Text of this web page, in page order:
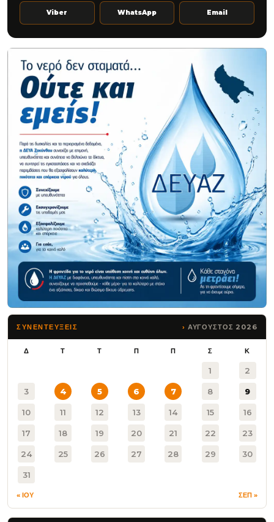
Viber WhatsApp Email
ΣΥΝΕΝΤΕΥΞΕΙΣ ΑΥΓΟΥΣΤΟΣ 2026
Δ Τ Τ Π Π Σ Κ
1 2
3 4 5 6 7 8 9
10 11 12 13 14 15 16
17 18 19 20 21 22 23
24 25 26 27 28 29 30
31
« ΙΟΥ ΣΕΠ »